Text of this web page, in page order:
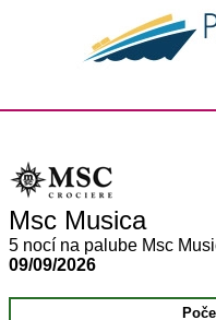
Msc Musica
5 nocí na palube Msc
09/09/2026